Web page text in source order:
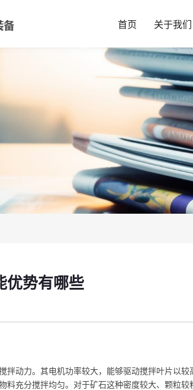
首页 关于我们
优势有哪些
拌动力。其电机功率较大，能够驱动搅拌叶片以
料充分搅拌均匀。对于矿石这种密度较大、颗粒